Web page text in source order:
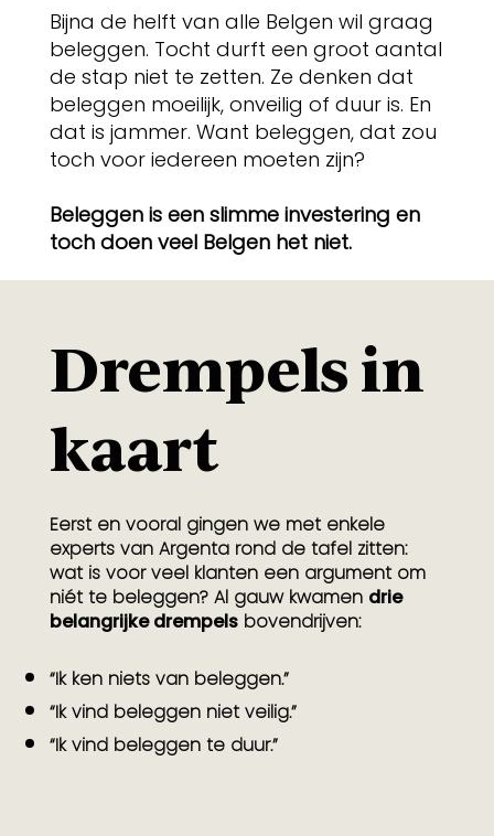
Drempels in
kaart
Eerst en vooral gingen we met enkele
experts van Argenta rond de tafel zitten:
wat is voor veel klanten een argument om
niét te beleggen? Al gauw kwamen drie
belangrijke drempelsbovendrijven:
“Ik ken niets van beleggen.”
“Ik vind beleggen niet veilig.”
“Ik vind beleggen te duur.”
Bijna de helft van alle Belgen wil graag
beleggen. Tocht durft een groot aantal
de stap niet te zetten. Ze denken dat
beleggen moeilijk, onveilig of duur is. En
dat is jammer. Want beleggen, dat zou
toch voor iedereen moeten zijn?
Beleggen is een slimme investering en
toch doen veel Belgen het niet.